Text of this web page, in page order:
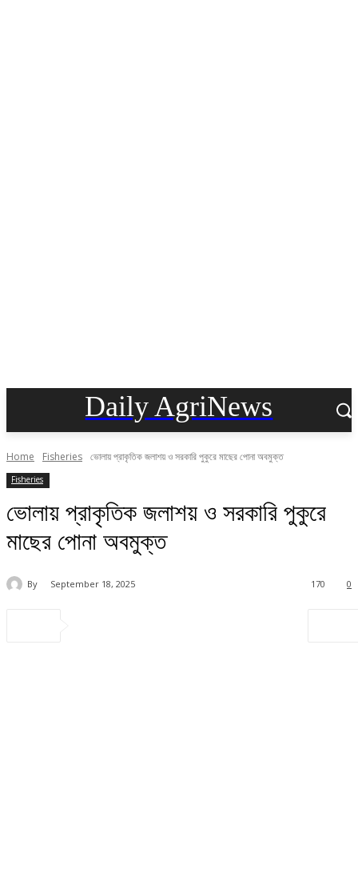
Daily AgriNews
Home Fisheries ভোলায় প্রাকৃতিক জলাশয় ও সরকারি পুকুরে মাছের পোনা অবমুক্ত
Fisheries
ভোলায় প্রাকৃতিক জলাশয় ও সরকারি পুকুরে
মাছের পোনা অবমুক্ত
By September 18, 2025 0
170